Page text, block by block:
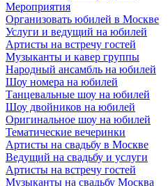
Мероприятия
Организовать юбилей в Москве
Услуги и ведущий на юбилей
Артисты на встречу гостей
Музыканты и кавер группы
Народный ансамбль на юбилей
Шоу номера на юбилей
Танцевальные шоу на юбилей
Шоу двойников на юбилей
Оригинальное шоу на юбилей
Тематические вечеринки
Артисты на свадьбу в Москве
Ведущий на свадьбу и услуги
Артисты на встречу гостей
Музыканты на свадьбу Москва